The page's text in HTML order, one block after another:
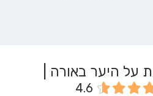
על היער באורה |
4.6